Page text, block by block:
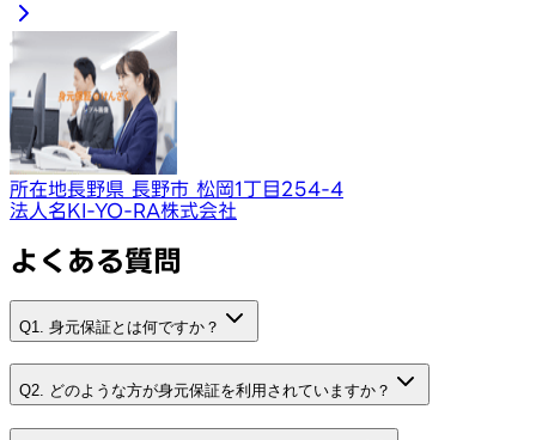
所在地長野県 長野市 松岡1丁目254-4
法人名KI-YO-RA株式会社
よくある質問
Q1. 身元保証とは何ですか？
Q2. どのような方が身元保証を利用されていますか？